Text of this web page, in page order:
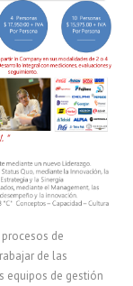
de
de las
equipos de gestión